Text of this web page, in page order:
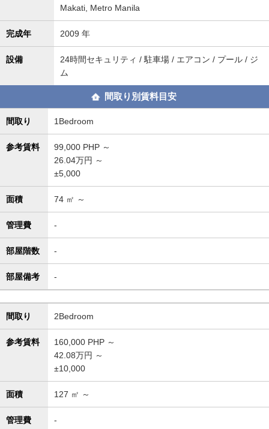
Makati, Metro Manila
完成年 2009 年
設備
24時間セキュリティ / 駐車場 / エアコン / プール / ジ
ム
間取り別賃料目安
間取り 1Bedroom
参考賃料 99,000 PHP ～
26.04万円 ～
±5,000
面積 74 ㎡ ～
管理費 -
部屋階数 -
部屋備考 -
間取り 2Bedroom
参考賃料 160,000 PHP ～
42.08万円 ～
±10,000
面積 127 ㎡ ～
管理費 -